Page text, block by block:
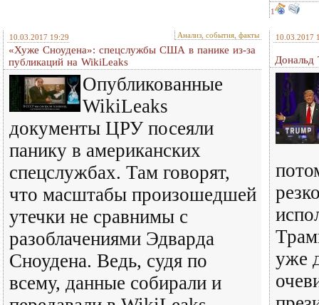
1
10.03.2017 19:29 Анализ, события, факты
«Хуже Сноудена»: спецслужбы США в панике из-за
публикаций на WikiLeaks
Опубликованные
WikiLeaks
документы ЦРУ посеяли
панику в американских
спецслужбах. Там говорят,
что масштабы произошедшей
утечки не сравнимы с
разоблачениями Эдварда
Сноудена. Ведь, судя по
всему, данные собирали и
10.03.2017
Дональд
уже